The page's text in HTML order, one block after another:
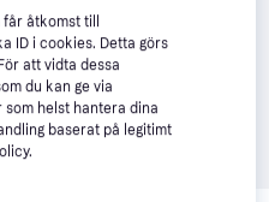
åtkomst till
ID i cookies. Detta görs
att vidta dessa
du kan ge via
helst hantera dina
baserat på legitimt